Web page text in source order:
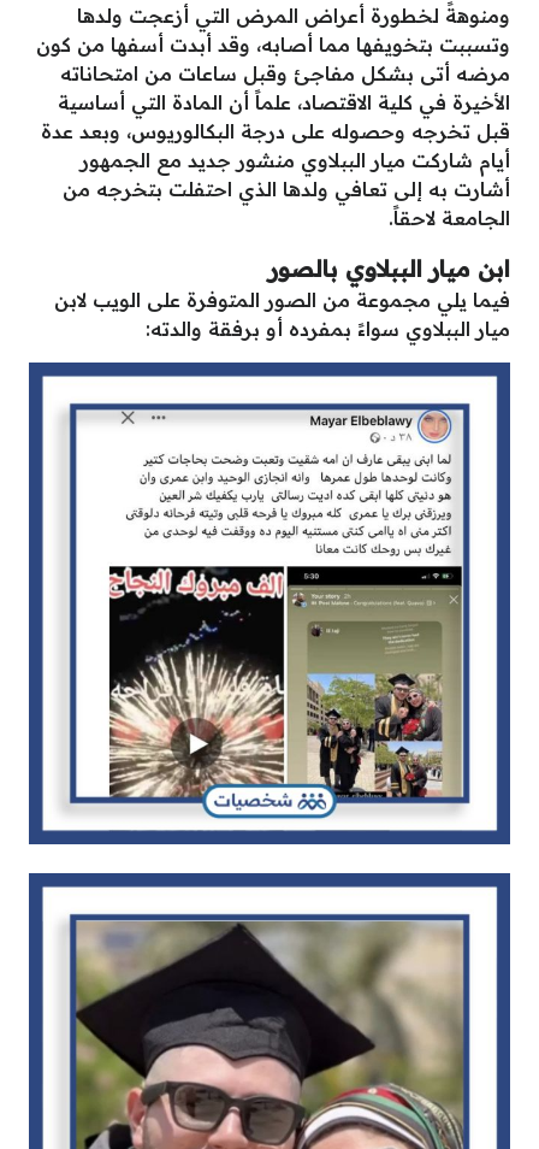
ومنوهةً لخطورة أعراض المرض التي أزعجت ولدها
وتسببت بتخويفها مما أصابه، وقد أبدت أسفها من كون
مرضه أتى بشكل مفاجئ وقبل ساعات من امتحاناته
الأخيرة في كلية الاقتصاد، علماً أن المادة التي أساسية
قبل تخرجه وحصوله على درجة البكالوريوس، وبعد عدة
أيام شاركت ميار الببلاوي منشور جديد مع الجمهور
أشارت به إلى تعافي ولدها الذي احتفلت بتخرجه من
الجامعة لاحقاً.
ابن ميار الببلاوي بالصور
فيما يلي مجموعة من الصور المتوفرة على الويب لابن
ميار الببلاوي سواءً بمفرده أو برفقة والدته: